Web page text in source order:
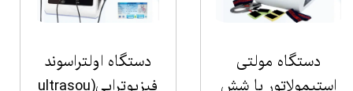
دستگاه مولتی
دستگاه اولتراسوند